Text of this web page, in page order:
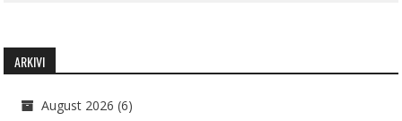
ARKIVI
August 2026 (6)